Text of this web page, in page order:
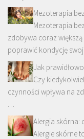
Mezoterapia
Mezoterapia
zdobywa coraz
poprawić kondycję
Jak
Czy
czynności wpływa na
Alergia skórna:
Alergie skórne